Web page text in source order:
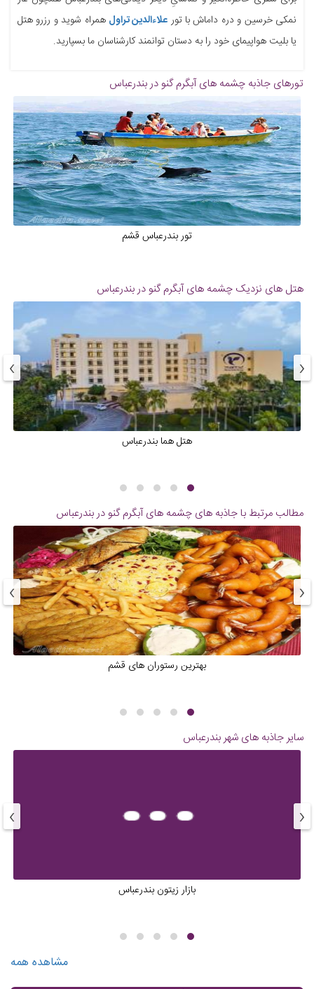
نمکی خرسین و دره داماش با تور علاءالدین تراول همراه شوید و رزرو هتل
یا بلیت هواپیمای خود را به دستان توانمند کارشناسان ما بسپارید.
تورهای جاذبه چشمه های آبگرم گنو در بندرعباس
تور بندرعباس قشم
هتل های نزدیک چشمه های آبگرم گنو در بندرعباس
هتل هما بندرعباس
‹
›
مطالب مرتبط با جاذبه های چشمه های آبگرم گنو در بندرعباس
بهترین رستوران های قشم
‹
›
سایر جاذبه های شهربندرعباس
بازار زیتون بندرعباس
‹
›
مشاهده همه